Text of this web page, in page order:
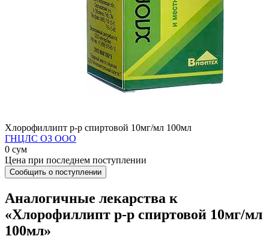
Хлорофиллипт р-р спиртовой 10мг/мл 100мл
ГНЦЛС ОЗ ООО
0 сум
Цена при последнем поступлении
Сообщить о поступлении
Аналогичные лекарства к
«Хлорофиллипт р-р спиртовой 10мг/мл
100мл»